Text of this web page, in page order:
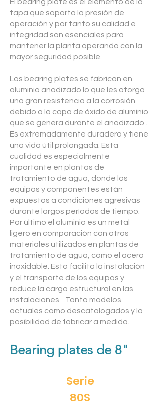
tapa que soporta la presión de
operación y por tanto su calidad e
integridad son esenciales para
mantener la planta operando con la
mayor seguridad posible.
Los bearing plates se fabrican en
aluminio anodizado lo que les otorga
una gran resistencia a la corrosión
debido a la capa de óxido de aluminio
que se genera durante el anodizado .
Es extremadamente duradero y tiene
una vida útil prolongada. Esta
cualidad es especialmente
importante en plantas de
tratamiento de agua, donde los
equipos y componentes están
expuestos a condiciones agresivas
durante largos períodos de tiempo.
Por último el aluminio es un metal
ligero en comparación con otros
materiales utilizados en plantas de
tratamiento de agua, como el acero
inoxidable. Esto facilita la instalación
y el transporte de los equipos y
reduce la carga estructural en las
instalaciones. Tanto modelos
actuales como descatalogados y la
posibilidad de fabricar a medida.
Bearing plates de 8"
Serie
80S